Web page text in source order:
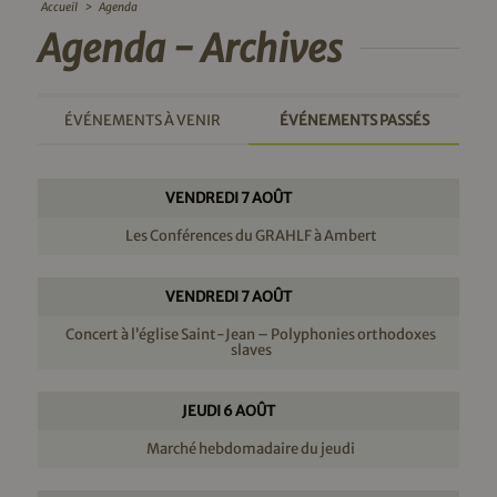
Accueil > Agenda
Agenda - Archives
ÉVÉNEMENTS À VENIR ÉVÉNEMENTS PASSÉS
VENDREDI 7 AOÛT
Les Conférences du GRAHLF à Ambert
VENDREDI 7 AOÛT
Concert à l’église Saint-Jean – Polyphonies orthodoxes
slaves
JEUDI 6 AOÛT
Marché hebdomadaire du jeudi